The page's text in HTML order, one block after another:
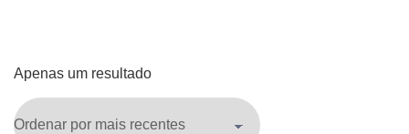
Apenas um resultado